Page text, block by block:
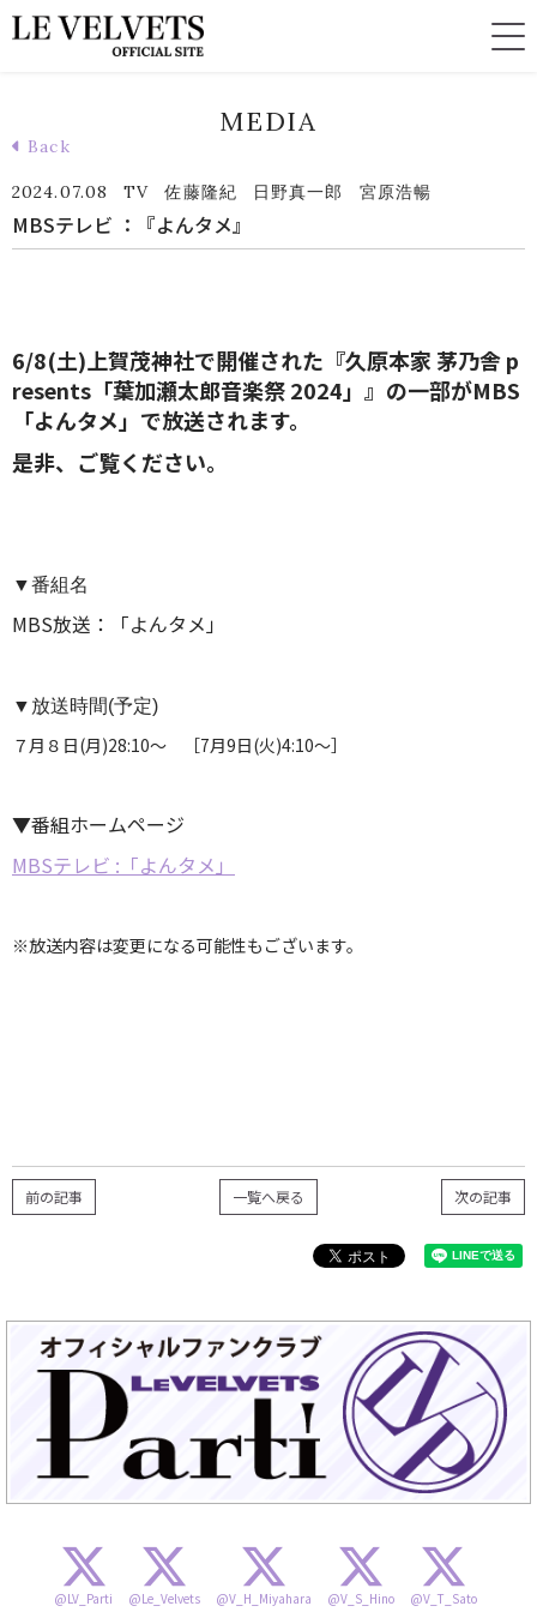
MEDIA
Back
2024.07.08 TV 佐藤隆紀 日野真一郎 宮原浩暢
MBSテレビ ：『よんタメ』
6/8(土)上賀茂神社で開催された『久原本家 茅乃舎 p
resents「葉加瀬太郎音楽祭 2024」』 の一部がMBS
「よんタメ」で放送されます。
是非、ご覧ください。
▼番組名
MBS放送：「よんタメ」
▼放送時間(予定)
７月８日(月)28:10～ ［7月9日(火)4:10～］
▼番組ホームページ
MBSテレビ :「よんタメ」
※放送内容は変更になる可能性もございます。
次の記事
一覧へ戻る
前の記事
@LV_Parti @Le_Velvets @V_H_Miyahara @V_S_Hino @V_T_Sato